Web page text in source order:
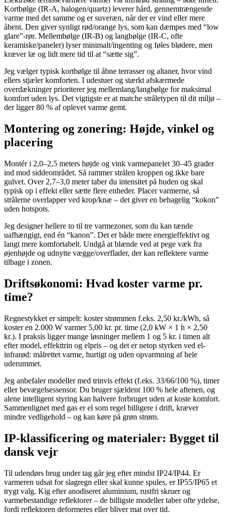
Kortbølge (IR-A, halogen/quartz) leverer hård, gennemtrængende
varme med det samme og er suveræn, når der er vind eller mere
åbent. Den giver synligt rød/orange lys, som kan dæmpes med “low
glare”-rør. Mellembølge (IR-B) og langbølge (IR-C, ofte
keramiske/paneler) lyser minimalt/ingenting og føles blødere, men
kræver læ og lidt mere tid til at “sætte sig”.
Jeg vælger typisk kortbølge til åbne terrasser og altaner, hvor vind
ellers stjæler komforten. I udestuer og stærkt afskærmede
overdækninger prioriterer jeg mellemlang/langbølge for maksimal
komfort uden lys. Det vigtigste er at matche stråletypen til dit miljø –
der ligger 80 % af oplevet varme gemt.
Montering og zonering: Højde, vinkel og
placering
Montér i 2,0–2,5 meters højde og vink varmepanelet 30–45 grader
ind mod siddeområdet. Så rammer strålen kroppen og ikke bare
gulvet. Over 2,7–3,0 meter taber du intensitet på huden og skal
typisk op i effekt eller sætte flere enheder. Placer varmerne, så
strålerne overlapper ved krop/knæ – det giver en behagelig “kokon”
uden hotspots.
Jeg designer hellere to til tre varmezoner, som du kan tænde
uafhængigt, end én “kanon”. Det er både mere energieffektivt og
langt mere komfortabelt. Undgå at blænde ved at pege væk fra
øjenhøjde og udnytte vægge/overflader, der kan reflektere varme
tilbage i zonen.
Driftsøkonomi: Hvad koster varme pr.
time?
Regnestykket er simpelt: koster strømmen f.eks. 2,50 kr./kWh, så
koster en 2.000 W varmer 5,00 kr. pr. time (2,0 kW × 1 h × 2,50
kr.). I praksis ligger mange løsninger mellem 1 og 5 kr. i timen alt
efter model, effekttrin og elpris – og det er netop styrken ved el-
infrarød: målrettet varme, hurtigt og uden opvarmning af hele
uderummet.
Jeg anbefaler modeller med trinvis effekt (f.eks. 33/66/100 %), timer
eller bevægelsessensor. Du bruger sjældent 100 % hele aftenen, og
alene intelligent styring kan halvere forbruget uden at koste komfort.
Sammenlignet med gas er el som regel billigere i drift, kræver
mindre vedligehold – og kan køre på grøn strøm.
IP-klassificering og materialer: Bygget til
dansk vejr
Til udendørs brug under tag går jeg efter mindst IP24/IP44. Er
varmeren udsat for slagregn eller skal kunne spules, er IP55/IP65 et
trygt valg. Kig efter anodiseret aluminium, rustfri skruer og
varmebestandige reflektorer – de billigste modeller taber ofte ydelse,
fordi reflektoren deformeres eller bliver mat over tid.